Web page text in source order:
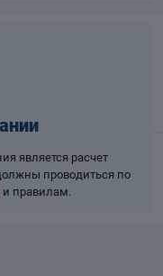
является расчет
проводиться по
правилам.